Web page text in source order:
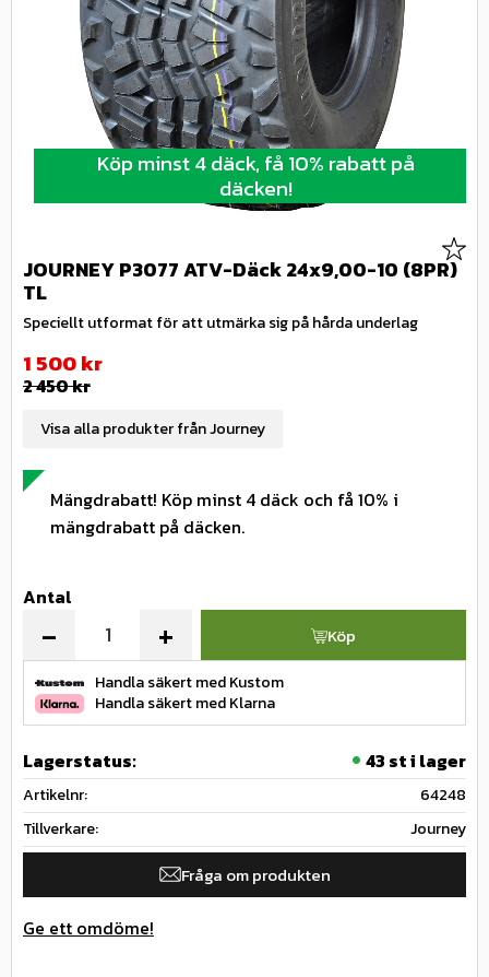
Köp minst 4 däck, få 10% rabatt på
däcken!
JOURNEY P3077 ATV-Däck 24x9,00-10 (8PR)
TL
Speciellt utformat för att utmärka sig på hårda underlag
Mängdrabatt! Köp minst 4 däck och få 10% i
mängdrabatt på däcken.
Nedsatt pris:
1 500kr
Ordinarie pris:
2 450kr
Antal
+
- Köp
Handla säkert med Kustom
Handla säkert med Klarna
Lagerstatus 43 st i lager
Artikelnr
64248
Tillverkare
Journey
Fråga om produkten
Visa alla produkter från Journey
Ge ett omdöme!